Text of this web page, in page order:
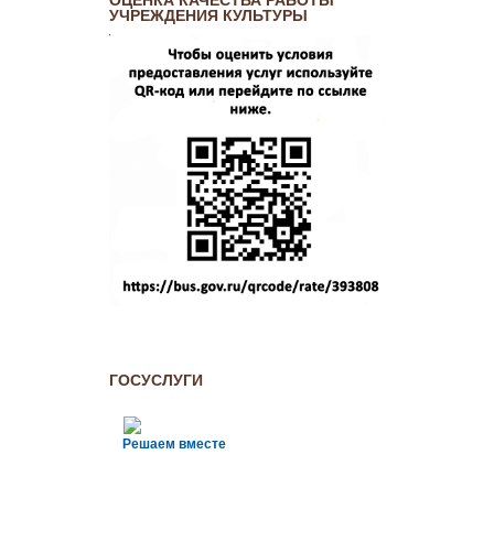
УЧРЕЖДЕНИЯ КУЛЬТУРЫ
ГОСУСЛУГИ
Решаем вместе